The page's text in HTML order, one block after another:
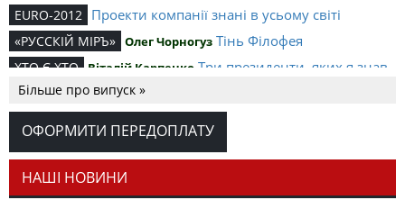
EURO-2012 Проекти компанії знані в усьому світі
«РУССКІЙ МІРЪ» Олег Чорногуз Тінь Філофея
ХТО Є ХТО Віталій Карпенко Три президенти, яких я знав
особисто
МІЖНАРОДНІ ЗВ’ЯЗКИ 20 років українсько-польських
відносин: випробування часом та спільна перспектива
RUSSIAN WORLD «Регіоналізм у Росії – єдиний шлях до
демократії»
Більше про випуск »
ОФОРМИТИ ПЕРЕДОПЛАТУ
НАШІ НОВИНИ